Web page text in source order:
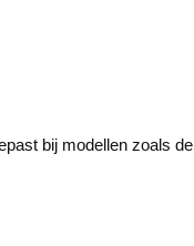
bij modellen zoals de